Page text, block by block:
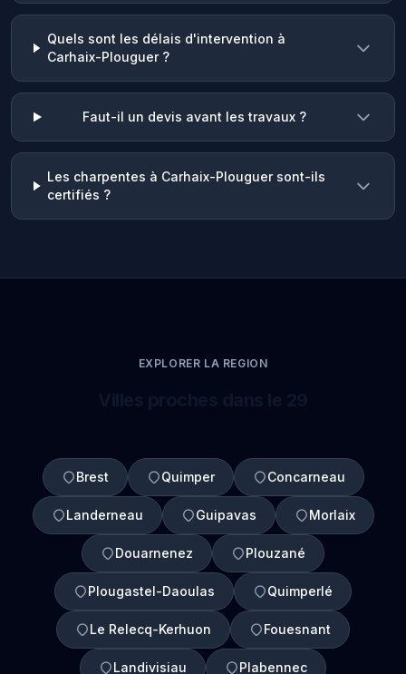
Quels sont les délais d'intervention à
Carhaix-Plouguer ?
Faut-il un devis avant les travaux ?
Les charpentes à Carhaix-Plouguer sont-ils
certifiés ?
EXPLORER LA REGION
Brest Quimper Concarneau
Landerneau Guipavas Morlaix
Douarnenez Plouzané
Plougastel-Daoulas Quimperlé
Le Relecq-Kerhuon Fouesnant
Landivisiau Plabennec